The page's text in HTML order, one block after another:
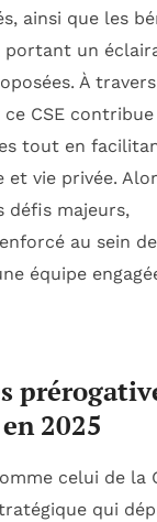
ainsi que les
portant un
À
CSE contribue
tout en
vie privée.
défis majeurs,
au sein
équipe
2025
celui de la
qui